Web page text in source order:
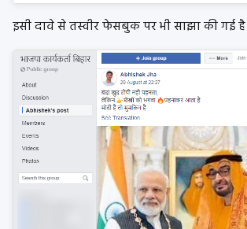
इसी दावे से तस्वीर फेसबुक पर भी साझा की गई